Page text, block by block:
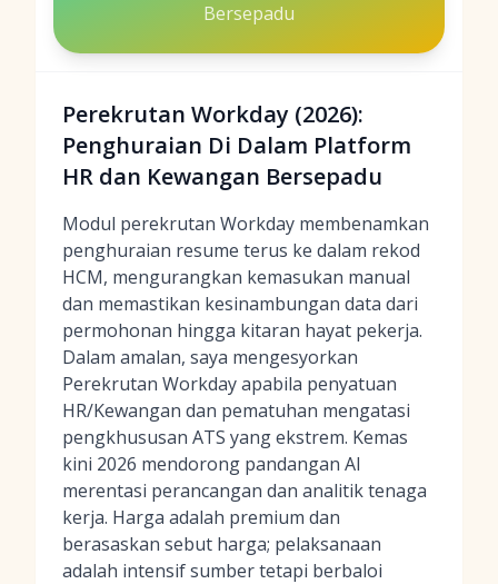
Bersepadu
Perekrutan Workday (2026):
Penghuraian Di Dalam Platform
HR dan Kewangan Bersepadu
Modul perekrutan Workday membenamkan
penghuraian resume terus ke dalam rekod
HCM, mengurangkan kemasukan manual
dan memastikan kesinambungan data dari
permohonan hingga kitaran hayat pekerja.
Dalam amalan, saya mengesyorkan
Perekrutan Workday apabila penyatuan
HR/Kewangan dan pematuhan mengatasi
pengkhususan ATS yang ekstrem. Kemas
kini 2026 mendorong pandangan AI
merentasi perancangan dan analitik tenaga
kerja. Harga adalah premium dan
berasaskan sebut harga; pelaksanaan
adalah intensif sumber tetapi berbaloi